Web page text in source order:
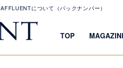
AFFLUENTについて（バックナンバー）
TOP